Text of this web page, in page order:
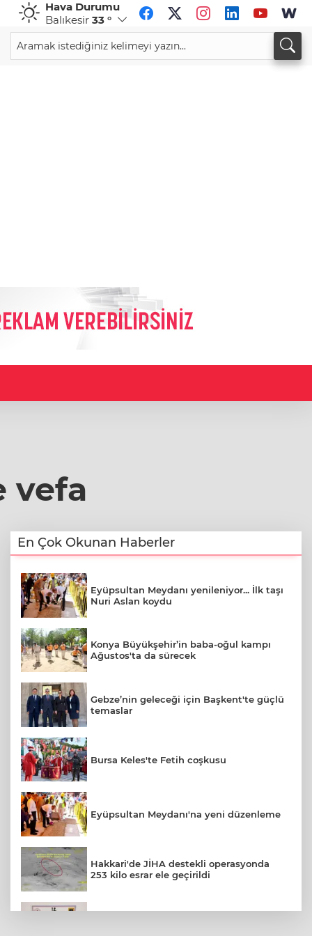
Hava Durumu
Balıkesir 33 °
CHF
59,0083%0,82
34,1883
vefa
En Çok Okunan Haberler
Eyüpsultan Meydanı yenileniyor... İlk taşı
Nuri Aslan koydu
Konya Büyükşehir’in baba-oğul kampı
Ağustos'ta da sürecek
Gebze’nin geleceği için Başkent'te güçlü
temaslar
Bursa Keles'te Fetih coşkusu
Eyüpsultan Meydanı'na yeni düzenleme
Hakkari'de JİHA destekli operasyonda
253 kilo esrar ele geçirildi